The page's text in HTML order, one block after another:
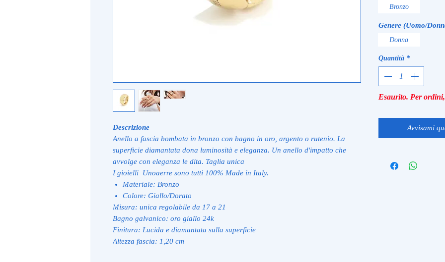
Descrizione
Anello a fascia bombata in bronzo con bagno in oro, argento o rutenio. La
superficie diamantata dona luminosità e eleganza. Un anello d'impatto che
avvolge con eleganza le dita. Taglia unica
I gioielli Unoaerre sono tutti 100% Made in Italy.
Materiale: Bronzo
Colore: Giallo/Dorato
Misura: unica regolabile da 17 a 21
Bagno galvanico: oro giallo 24k
Finitura: Lucida e diamantata sulla superficie
Altezza fascia: 1,20 cm
Bronzo
Genere (Uomo/
Donna
Quantità *
Esaurito. Per
Avvisami